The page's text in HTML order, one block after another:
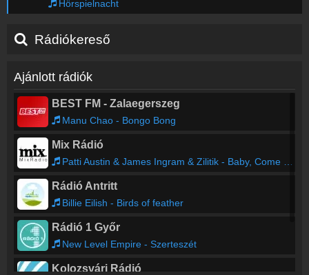
Hörspielnacht
Rádiókereső
Ajánlott rádiók
BEST FM - Zalaegerszeg
Manu Chao - Bongo Bong
Mix Rádió
Patti Austin & James Ingram & Zilitik - Baby, Come To Me (Remix 2023)
Rádió Antritt
Billie Eilish - Birds of feather
Rádió 1 Győr
New Level Empire - Szerteszét
Kolozsvári Rádió